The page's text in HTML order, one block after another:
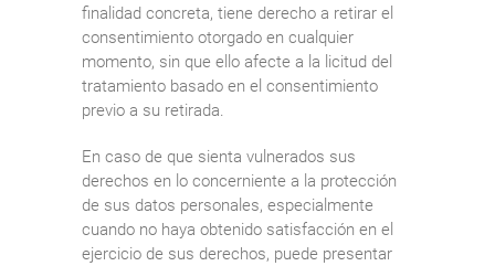
finalidad concreta, tiene derecho a retirar el
consentimiento otorgado en cualquier
momento, sin que ello afecte a la licitud del
tratamiento basado en el consentimiento
previo a su retirada.
En caso de que sienta vulnerados sus
derechos en lo concerniente a la protección
de sus datos personales, especialmente
cuando no haya obtenido satisfacción en el
ejercicio de sus derechos, puede presentar